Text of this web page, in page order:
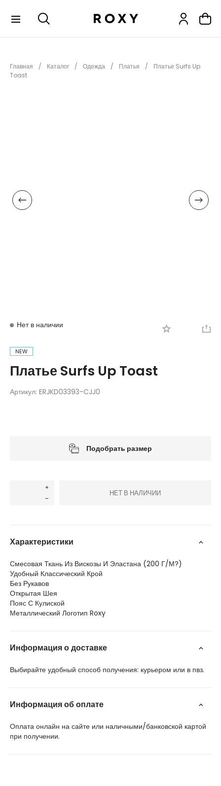
НОВИНКИ
АКСЕССУАРЫ
Главная Каталог Одежда Платья
Платье Surfs Up
Toast
Нет в наличии
NEW
Платье Surfs Up Toast
Артикул: ERJKD03393-CJJ0
Подобрать размер
НЕТ В НАЛИЧИИ
Характеристики
Смесовая Ткань Из Вискозы И Эластана (200 Г/М?)
Удобный Классический Крой
Без Рукавов
Открытая Шея
Пояс С Кулиской
Металлический Логотип Roxy
Информация о доставке
Выбирайте удобный способ получения: курьером или в пвз.
Информация об оплате
Оплата онлайн на сайте или наличными/банковской картой
при получении.